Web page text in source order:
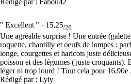
Rédigé par : Fabou42
" Excellent " - 15,25/20
Une agréable surprise ! Une entrée
roquette, chantilly et oeufs de lompes :
longe, courgettes et haricots juste
poisson et des légumes ('juste
léger ni trop lourd ! Tout cela pour 16,90e
Rédigé par : Lyly